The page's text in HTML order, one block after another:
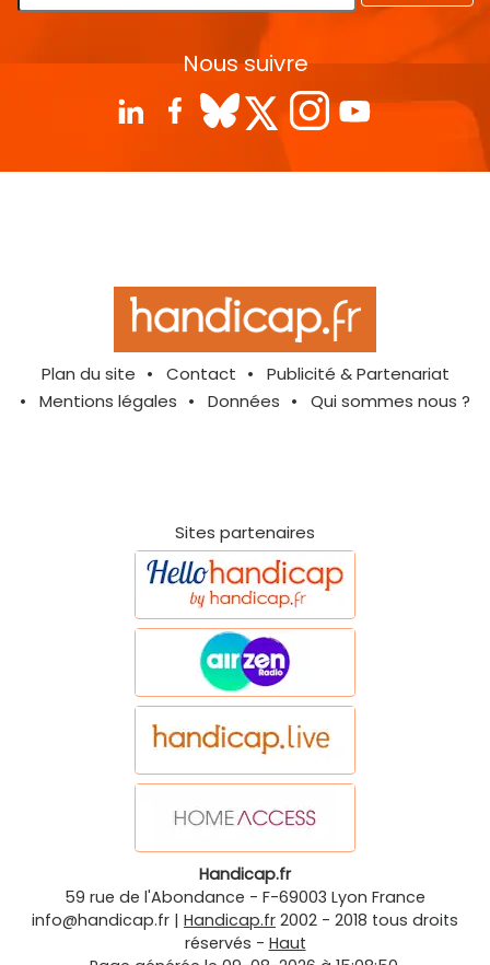
Nous suivre
Plan du site Contact
Publicité & Partenariat
Mentions légales
Données Qui sommes nous ?
Sites partenaires
Handicap.fr
59 rue de l'Abondance - F-69003 Lyon France
info@handicap.fr | Handicap.fr 2002 - 2018 tous droits
réservés - Haut